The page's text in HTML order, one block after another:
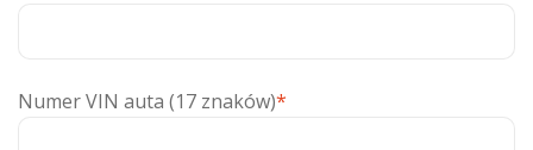
Numer VIN auta (17 znaków)*